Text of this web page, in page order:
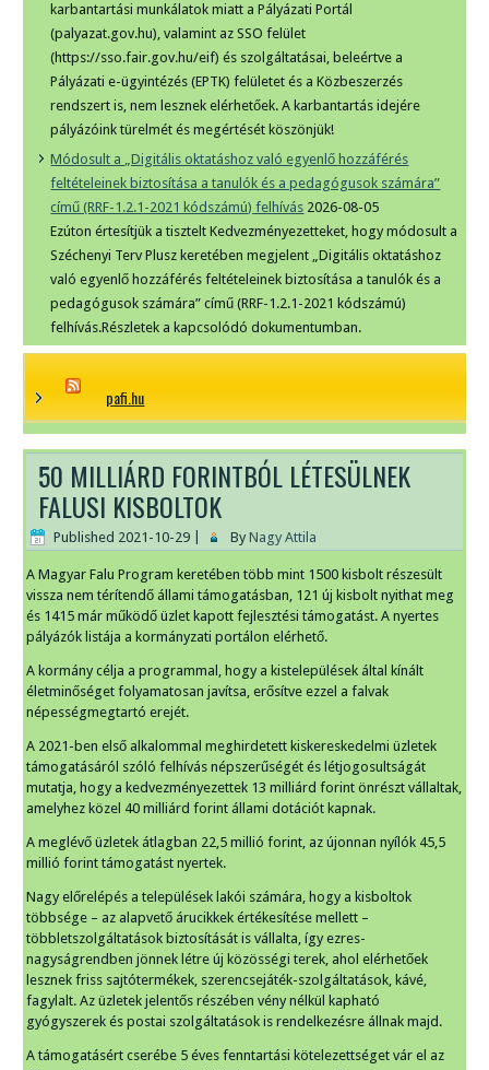
karbantartási munkálatok miatt a Pályázati Portál
(palyazat.gov.hu), valamint az SSO felület
(https://sso.fair.gov.hu/eif) és szolgáltatásai, beleértve a
Pályázati e-ügyintézés (EPTK) felületet és a Közbeszerzés
rendszert is, nem lesznek elérhetőek. A karbantartás idejére
pályázóink türelmét és megértését köszönjük!
Módosult a „Digitális oktatáshoz való egyenlő hozzáférés
feltételeinek biztosítása a tanulók és a pedagógusok számára”
című (RRF-1.2.1-2021 kódszámú) felhívás 2026-08-05
Ezúton értesítjük a tisztelt Kedvezményezetteket, hogy módosult a
Széchenyi Terv Plusz keretében megjelent „Digitális oktatáshoz
való egyenlő hozzáférés feltételeinek biztosítása a tanulók és a
pedagógusok számára” című (RRF-1.2.1-2021 kódszámú)
felhívás.Részletek a kapcsolódó dokumentumban.
pafi.hu
50 MILLIÁRD FORINTBÓL LÉTESÜLNEK
FALUSI KISBOLTOK
Published 2021-10-29 By Nagy Attila
A Magyar Falu Program keretében több mint 1500 kisbolt részesült
vissza nem térítendő állami támogatásban, 121 új kisbolt nyithat meg
és 1415 már működő üzlet kapott fejlesztési támogatást. A nyertes
pályázók listája a kormányzati portálon elérhető.
A kormány célja a programmal, hogy a kistelepülések által kínált
életminőséget folyamatosan javítsa, erősítve ezzel a falvak
népességmegtartó erejét.
A 2021-ben első alkalommal meghirdetett kiskereskedelmi üzletek
támogatásáról szóló felhívás népszerűségét és létjogosultságát
mutatja, hogy a kedvezményezettek 13 milliárd forint önrészt vállaltak,
amelyhez közel 40 milliárd forint állami dotációt kapnak.
A meglévő üzletek átlagban 22,5 millió forint, az újonnan nyílók 45,5
millió forint támogatást nyertek.
Nagy előrelépés a települések lakói számára, hogy a kisboltok
többsége – az alapvető árucikkek értékesítése mellett –
többletszolgáltatások biztosítását is vállalta, így ezres-
nagyságrendben jönnek létre új közösségi terek, ahol elérhetőek
lesznek friss sajtótermékek, szerencsejáték-szolgáltatások, kávé,
fagylalt. Az üzletek jelentős részében vény nélkül kapható
gyógyszerek és postai szolgáltatások is rendelkezésre állnak majd.
A támogatásért cserébe 5 éves fenntartási kötelezettséget vár el az